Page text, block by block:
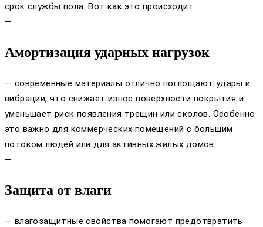
срок службы пола. Вот как это происходит:
—
Амортизация ударных нагрузок
— современные материалы отлично поглощают удары и
вибрации, что снижает износ поверхности покрытия и
уменьшает риск появления трещин или сколов. Особенно
это важно для коммерческих помещений с большим
потоком людей или для активных жилых домов.
—
Защита от влаги
— влагозащитные свойства помогают предотвратить